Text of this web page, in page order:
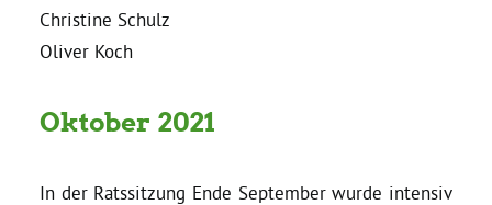
Mitgliederversammlung
Christine Schulz
Oliver Koch
Oktober 2021
In der Ratssitzung Ende September wurde intensiv